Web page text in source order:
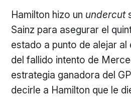
Hamilton hizo un undercut
Sainz para asegurar el
estado a punto de alejar al
del fallido intento de
estrategia ganadora del
decirle a Hamilton que le